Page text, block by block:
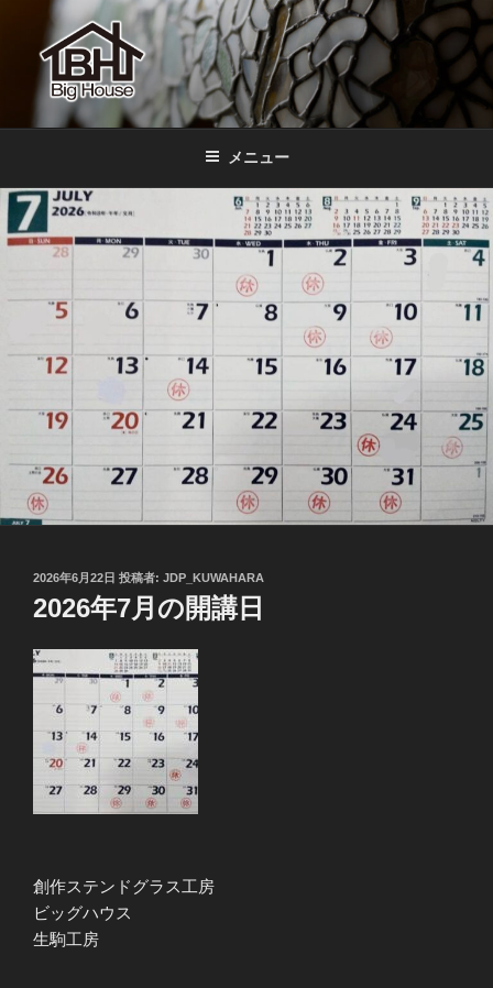
キ
プ
BIGHOUSE
ステンドグラス工房 大家勝 奈良 生駒 新石切 教室
メニュー
投
稿
日:
2026年6月22日 投稿者: JDP_KUWAHARA
2026年7月の開講日
創作ステンドグラス工房
ビッグハウス
生駒工房